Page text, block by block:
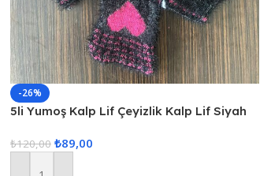
-26%
5li Yumoş Kalp Lif Çeyizlik Kalp Lif Siyah
₺120,00 ₺89,00